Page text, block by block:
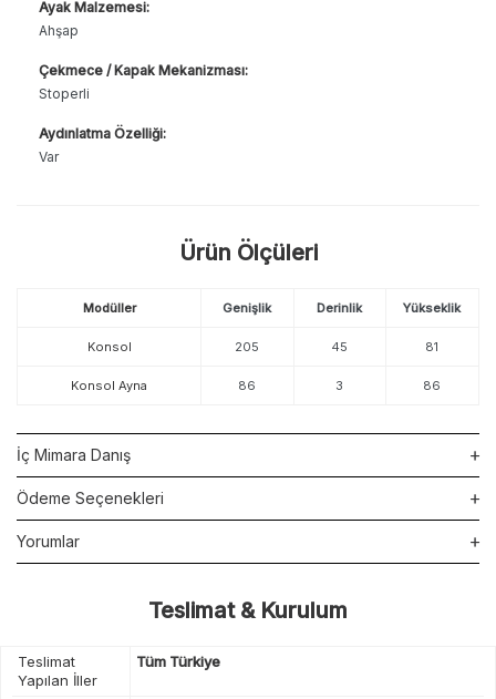
Ayak Malzemesi:
Ahşap
Çekmece / Kapak Mekanizması:
Stoperli
Aydınlatma Özelliği:
Var
Ürün Ölçüleri
Modüller Genişlik Derinlik Yükseklik
Konsol 205 45 81
Konsol Ayna 86 3 86
İç Mimara Danış
Ödeme Seçenekleri
Yorumlar
Teslimat & Kurulum
Teslimat
Yapılan İller
Tüm Türkiye